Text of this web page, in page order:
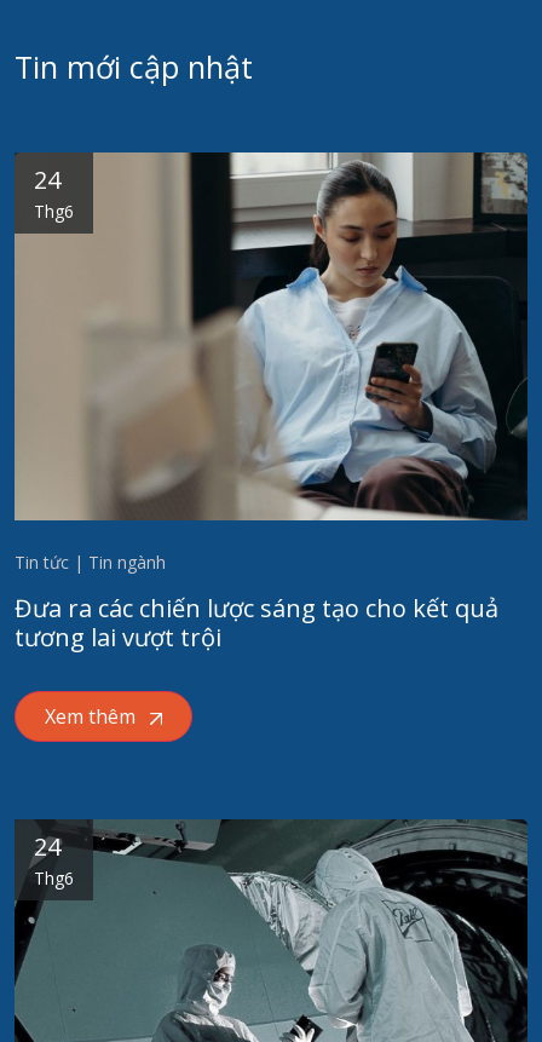
Tin mới cập nhật
24
Thg6
Tin tức | Tin ngành
Đưa ra các chiến lược sáng tạo cho kết quả
tương lai vượt trội
Xem thêm
24
Thg6